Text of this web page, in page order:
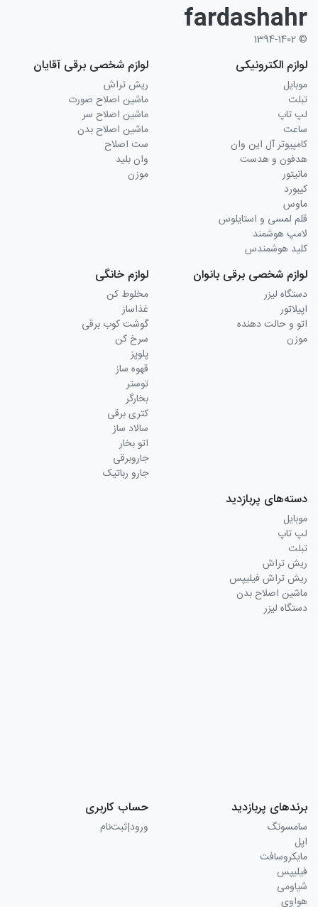
fardashahr
© 1394-1402
لوازم الکترونیکی
موبایل
تبلت
لپ تاپ
ساعت
کامپیوتر آل این وان
هدفون و هدست
مانیتور
کیبورد
ماوس
قلم لمسی و استایلوس
لامپ هوشمند
کلید هوشمندس
لوازم شخصی برقی آقایان
ریش تراش
ماشین اصلاح صورت
ماشین اصلاح سر
ماشین اصلاح بدن
ست اصلاح
وان بلید
موزن
لوازم شخصی برقی بانوان
دستگاه لیزر
اپیلاتور
اتو و حالت دهنده
موزن
لوازم خانگی
مخلوط کن
غذاساز
گوشت کوب برقی
سرخ کن
پلوپز
قهوه ساز
توستر
بخارگر
کتری برقی
سالاد ساز
اتو بخار
جاروبرقی
جارو رباتیک
دسته‌های پربازدید
موبایل
لپ تاپ
تبلت
ریش تراش
ریش تراش فیلیپس
ماشین اصلاح بدن
دستگاه لیزر
برندهای پربازدید
سامسونگ
اپل
مایکروسافت
فیلیپس
شیاومی
هواوی
حساب کاربری
ورود|ثبت‌نام